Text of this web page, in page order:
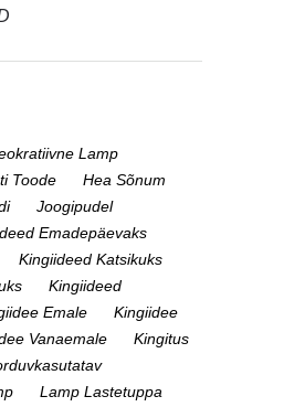
Lamp
Toode
Hea Sõnum
Joogipudel
Emadepäevaks
Kingiideed Katsikuks
Kingiideed
Emale
Kingiidee
Vanaemale
Kingitus
Lamp Lastetuppa